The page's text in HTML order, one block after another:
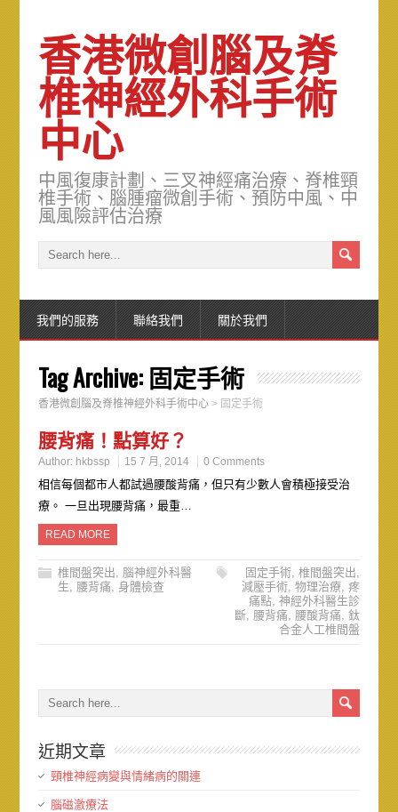
香港微創腦及脊
椎神經外科手術
中心
中風復康計劃、三叉神經痛治療、脊椎頸
椎手術、腦腫瘤微創手術、預防中風、中
風風險評估治療
我們的服務 聯絡我們 關於我們
Tag Archive: 固定手術
香港微創腦及脊椎神經外科手術中心> 固定手術
腰背痛！點算好？
Author: hkbssp 15 7 月, 2014 0 Comments
相信每個都市人都試過腰酸背痛，但只有少數人會積極接受治
療。 一旦出現腰背痛，最重…
READ MORE
椎間盤突出, 腦神經外科醫
生, 腰背痛, 身體檢查
固定手術,椎間盤突出,
減壓手術,物理治療,疼
痛點,神經外科醫生診
斷, 腰背痛, 腰酸背痛,鈦
合金人工椎間盤
近期文章
頸椎神經病變與情緒病的關連
腦磁激療法